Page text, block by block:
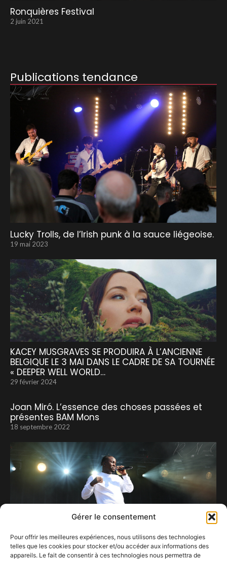
Gérer le consentement
Pour offrir les meilleures expériences, nous utilisons des technologies
telles que les cookies pour stocker et/ou accéder aux informations des
appareils. Le fait de consentir à ces technologies nous permettra de
Ronquières Festival
2 juin 2021
Publications tendance
Lucky Trolls, de l’Irish punk à la sauce liégeoise.
19 mai 2023
KACEY MUSGRAVES SE PRODUIRA À L’ANCIENNE
BELGIQUE LE 3 MAI DANS LE CADRE DE SA TOURNÉE
« DEEPER WELL WORLD…
29 février 2024
Joan Miró. L’essence des choses passées et
présentes BAM Mons
18 septembre 2022